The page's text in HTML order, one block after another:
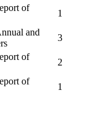
of
1
and
3
of
2
of
1